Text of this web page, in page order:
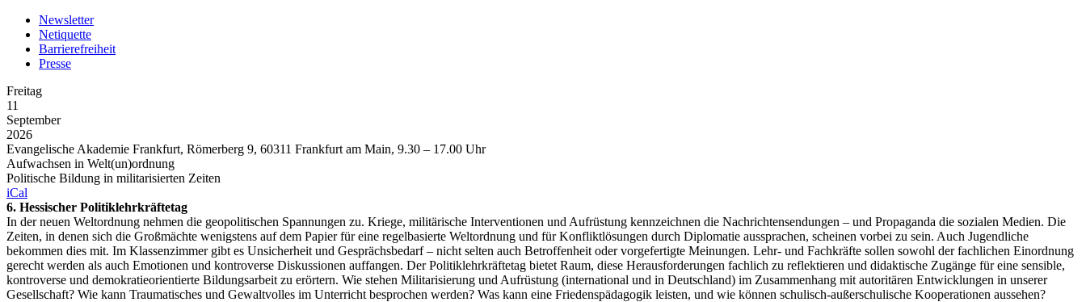
Newsletter
Netiquette
Barrierefreiheit
Presse
Freitag
11
September
2026
Evangelische Akademie Frankfurt, Römerberg 9, 60311 Frankfurt am Main, 9.30 – 17.00 Uhr
Aufwachsen in Welt(un)ordnung
Politische Bildung in militarisierten Zeiten
iCal
6. Hessischer Politiklehrkräftetag
In der neuen Weltordnung nehmen die geopolitischen Spannungen zu. Kriege, militärische Interventionen und Aufrüstung kennzeichnen die Nachrichtensendungen – und Propaganda die sozialen Medien. Die
Zeiten, in denen sich die Großmächte wenigstens auf dem Papier für eine regelbasierte Weltordnung und für Konfliktlösungen durch Diplomatie aussprachen, scheinen vorbei zu sein. Auch Jugendliche
bekommen dies mit. Im Klassenzimmer gibt es Unsicherheit und Gesprächsbedarf – nicht selten auch Betroffenheit oder vorgefertigte Meinungen. Lehr- und Fachkräfte sollen sowohl der fachlichen Einordnung
gerecht werden als auch Emotionen und kontroverse Diskussionen auffangen. Der Politiklehrkräftetag bietet Raum, diese Herausforderungen fachlich zu reflektieren und didaktische Zugänge für eine sensible,
kontroverse und demokratieorientierte Bildungsarbeit zu erörtern. Wie stehen Militarisierung und Aufrüstung (international und in Deutschland) im Zusammenhang mit autoritären Entwicklungen in unserer
Gesellschaft? Wie kann Traumatisches und Gewaltvolles im Unterricht besprochen werden? Was kann eine Friedenspädagogik leisten, und wie können schulisch-außerschulische Kooperationen aussehen?